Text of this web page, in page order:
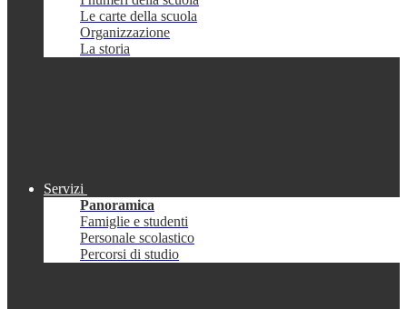
Le carte della scuola
Organizzazione
La storia
Servizi
Panoramica
Famiglie e studenti
Personale scolastico
Percorsi di studio